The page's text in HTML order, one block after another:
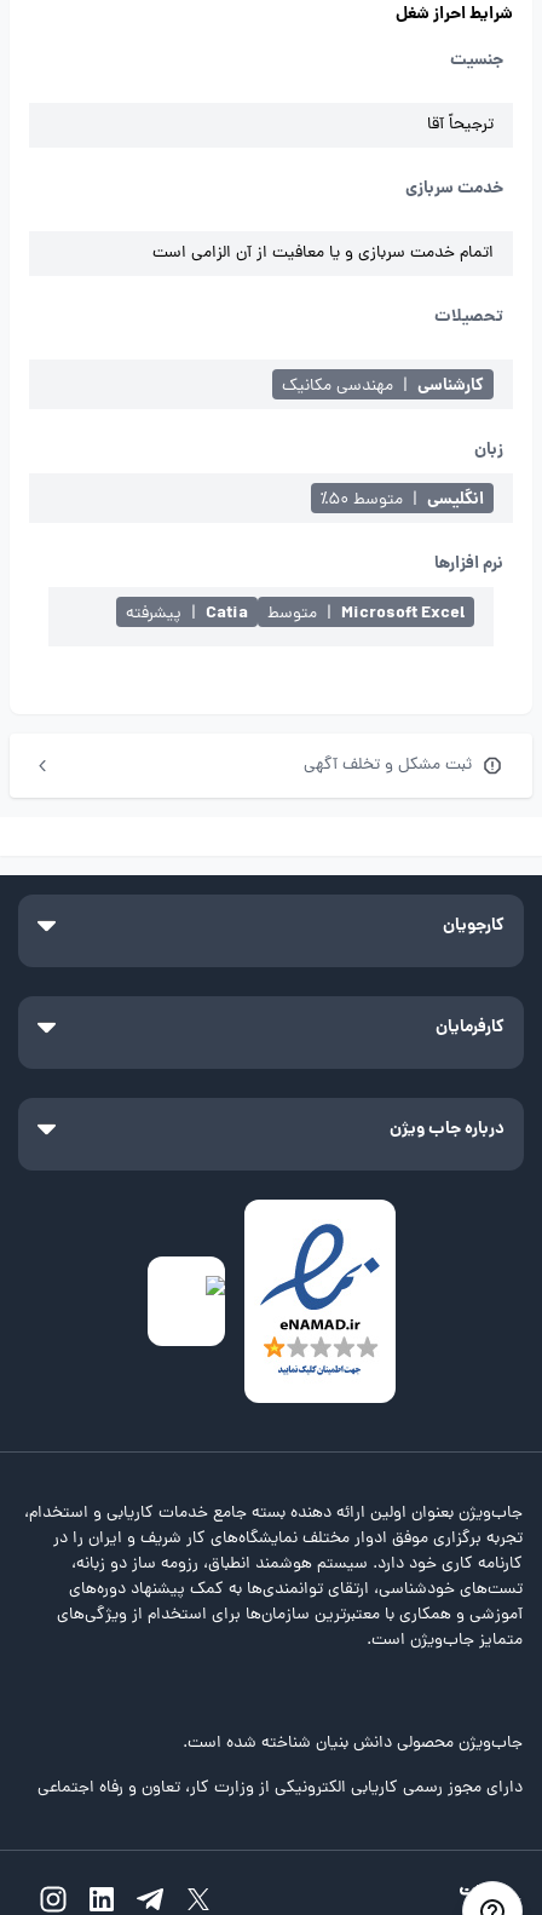
شرایط احراز شغل
جنسیت
ترجیحاً آقا
خدمت سربازی
اتمام خدمت سربازی و یا معافیت از آن الزامی است
تحصیلات
کارشناسی | مهندسی مکانیک
زبان
انگلیسی | متوسط ۵۰٪
نرم افزارها
Microsoft Excel
| متوسط Catia
| پیشرفته
ثبت مشکل و تخلف آگهی
کارجویان
کارفرمایان
درباره جاب ویژن
جاب‌ویژن بعنوان اولین ارائه دهنده بسته جامع خدمات کاریابی و استخدام،
تجربه برگزاری موفق ادوار مختلف نمایشگاه‌های کار شریف و ایران را در
کارنامه کاری خود دارد. سیستم هوشمند انطباق، رزومه ساز دو زبانه،
تست‌های خودشناسی، ارتقای توانمندی‌ها به کمک پیشنهاد دوره‌های
آموزشی و همکاری با معتبرترین سازمان‌ها برای استخدام از ویژگی‌های
متمایز جاب‌ویژن است.
جاب‌ویژن محصولی دانش بنیان شناخته شده است.
دارای مجوز رسمی کاریابی الکترونیکی از وزارت کار، تعاون و رفاه اجتماعی